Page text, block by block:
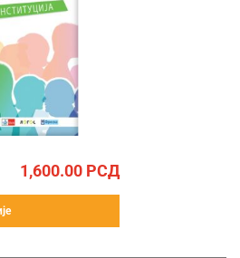
1,600.00 РСД